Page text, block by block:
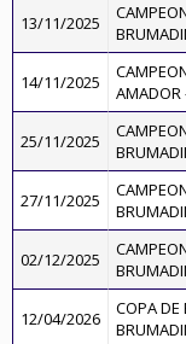
13/11/2025
14/11/2025
AMADOR
25/11/2025
27/11/2025
02/12/2025
12/04/2026
COPA DE